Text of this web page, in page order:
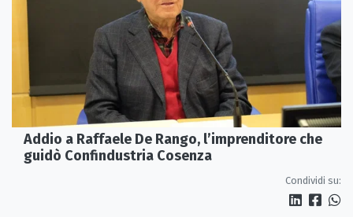
Addio a Raffaele De Rango, l’imprenditore che
guidò Confindustria Cosenza
Condividi su: